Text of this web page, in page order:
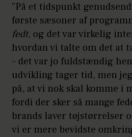
”På et tidspunkt
første sæsoner af
fedt, og det var virkelig
hvordan vi talte om det at
– det var jo fuldstændig
udvikling tager tid, men
på, at vi nok skal komme i
fordi der sker så mange
brands laver tøjstørrelser
vi er mere bevidste